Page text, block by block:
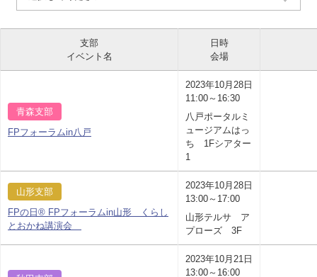
支部
イベント名
日時
会場
青森支部
FPフォーラムin八戸
2023年10月28日
11:00～16:30
八戸ポータルミ
ュージアムはっ
ち 1Fシアター
1
山形支部
FPの日® FPフォーラムin山形 くらし
とおかね講演会
2023年10月28日
13:00～17:00
山形テルサ ア
プローズ 3F
2023年10月21日
13:00～16:00